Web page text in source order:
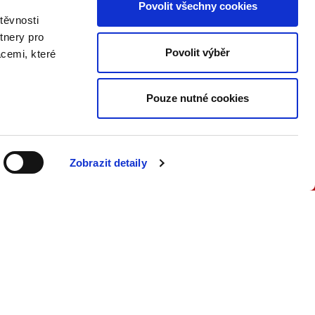
pro
které
Zobrazit detaily
Povolit všechny cookies
Povolit výběr
Pouze nutné cookies
PŘIPOJTE SE K NÁM
Buďte informovaní o našich
konferencích a akčních nabídkách
Přečtěte si, jak naše nakladatelství